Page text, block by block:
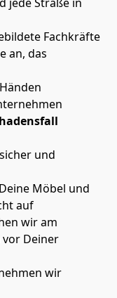
Fachkräfte
an, das
und
Möbel und
auf
wir am
Deiner
wir